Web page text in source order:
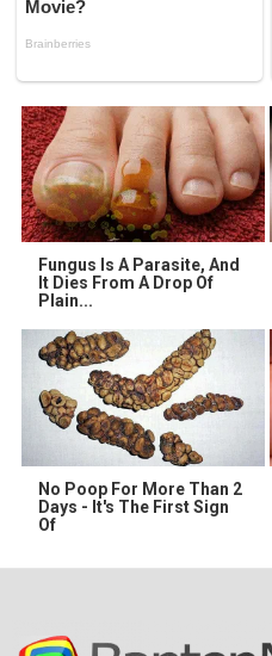
Fungus Is A Parasite, And
It Dies From A Drop Of
Plain...
No Poop For More Than 2
Days - It's The First Sign
Of